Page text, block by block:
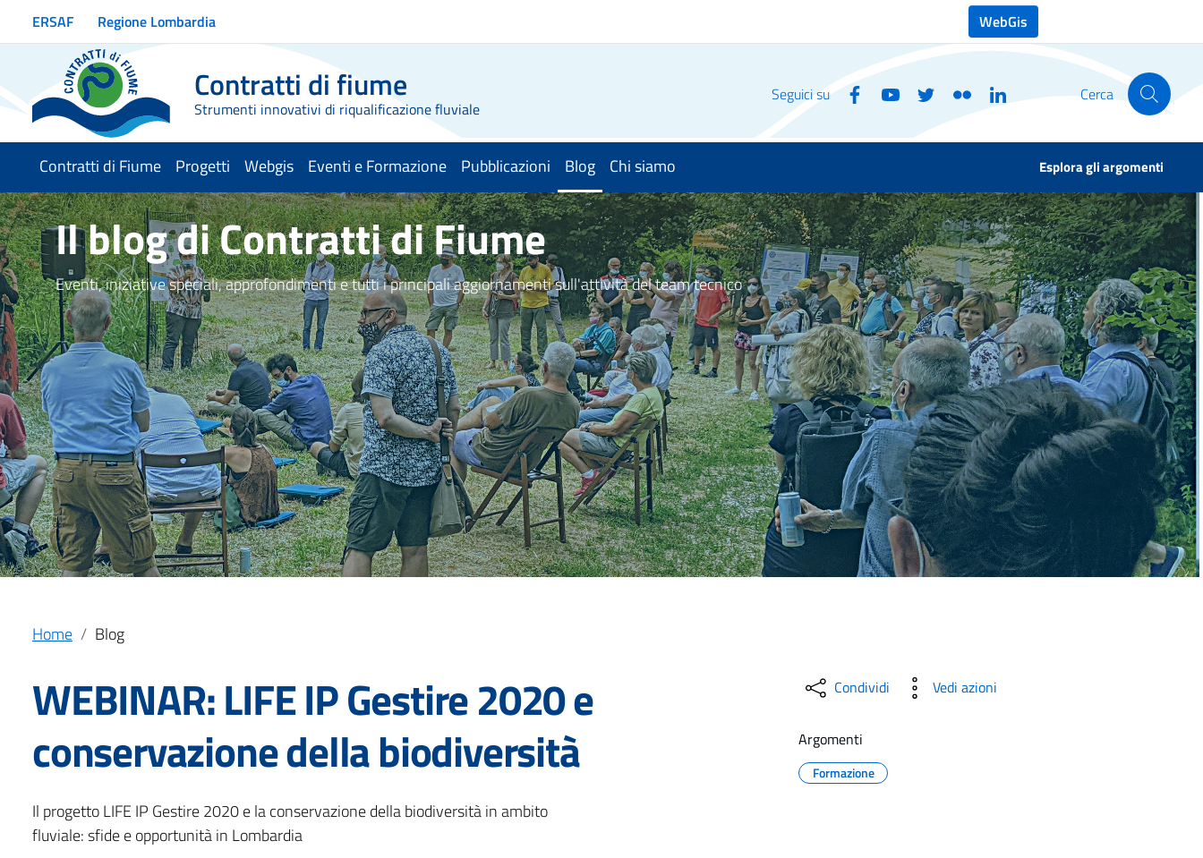
Vai ai contenuti
Vai al menu di navigazione
Vai al footer
ERSAF Regione Lombardia WebGis
Contratti di fiume
Strumenti innovativi di riqualificazione fluviale
Seguici su Cerca
Contratti di Fiume Progetti Webgis Eventi e Formazione Pubblicazioni Blog
menu selezionato
Chi siamo Esplora gli argomenti
Il blog di Contratti di Fiume
Eventi, iniziative speciali, approfondimenti e tutti i principali aggiornamenti sull'attività del team tecnico
Home Blog
WEBINAR: LIFE IP Gestire 2020 e
conservazione della biodiversità
Il progetto LIFE IP Gestire 2020 e la conservazione della biodiversità in ambito
fluviale: sfide e opportunità in Lombardia
Condividi Vedi azioni
Argomenti
Formazione